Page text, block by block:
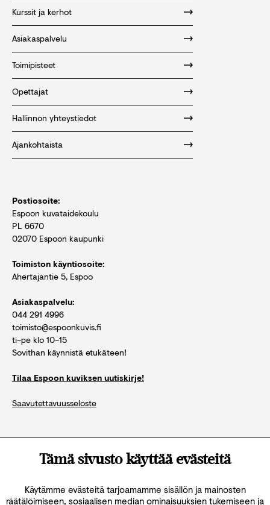
Tämä sivusto käyttää evästeitä
Käytämme evästeitä tarjoamamme sisällön ja mainosten
räätälöimiseen, sosiaalisen median ominaisuuksien tukemiseen ja
Kurssit ja kerhot
Asiakaspalvelu
Toimipisteet
Opettajat
Hallinnon yhteystiedot
Ajankohtaista
Postiosoite:
Espoon kuvataidekoulu
PL 6670
02070 Espoon kaupunki
Toimiston käyntiosoite:
Ahertajantie 5, Espoo
Asiakaspalvelu:
044 291 4996
toimisto@espoonkuvis.fi
ti–pe klo 10–15
Sovithan käynnistä etukäteen!
Tilaa Espoon kuviksen uutiskirje!
Saavutettavuusseloste